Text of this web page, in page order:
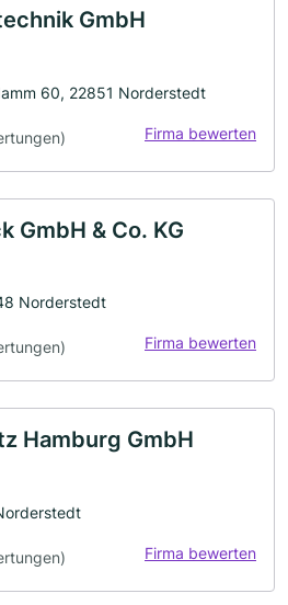
GmbH
60, 22851 Norderstedt
Firma bewerten
GmbH & Co. KG
Norderstedt
Firma bewerten
Hamburg GmbH
Firma bewerten